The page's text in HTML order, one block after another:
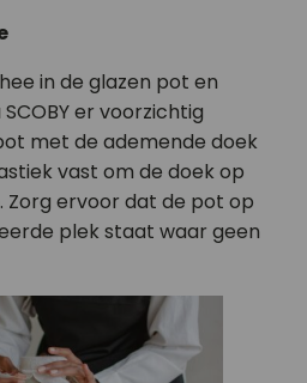
in de glazen pot en
er voorzichtig
met de ademende doek
vast om de doek op
Zorg ervoor dat de pot op
plek staat waar geen